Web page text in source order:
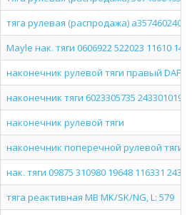
тяга рулевая (распродажа) а3574602405
Mayle нак. тяги 0606922 522023 11610
наконечник рулевой тяги правый DAF
наконечник тяги 6023305735 24330101913
наконечник рулевой тяги
наконечник поперечной рулевой тяги
нак. тяги 09875 310980 19648 116331
тяга реактивная MB MK/SK/NG, L: 579